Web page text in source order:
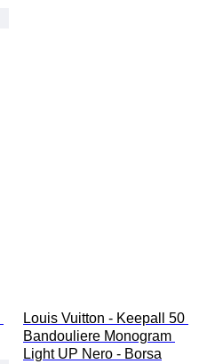
Louis Vuitton - Keepall 50
Bandouliere Monogram
Light UP Nero - Borsa